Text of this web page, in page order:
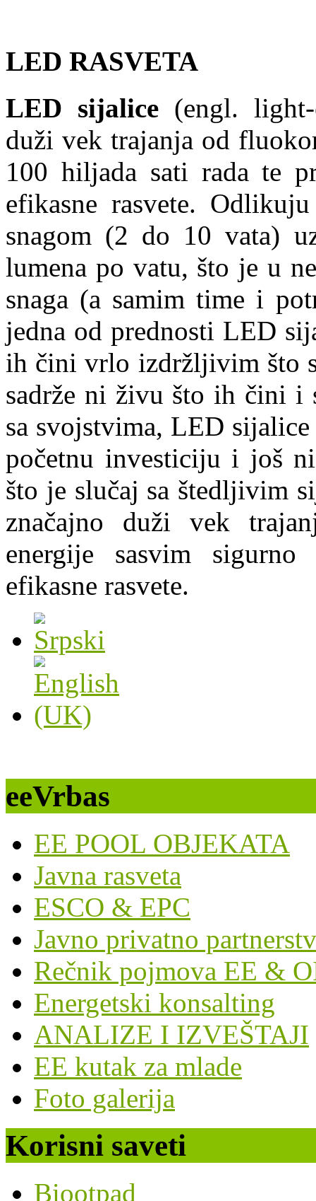
LED RASVETA
LED sijalice (engl.
duži vek trajanja od
100 hiljada sati rada te
efikasne rasvete.
snagom (2 do 10 vata)
lumena po vatu, što je u
snaga (a samim time i
jedna od prednosti LED
ih čini vrlo izdržljivim što
sadrže ni živu što ih čini i
sa svojstvima, LED
početnu investiciju i još
što je slučaj sa štedljivim
značajno duži vek
energije sasvim sigurno
efikasne rasvete.
eeVrbas
EE POOL OBJEKATA
Javna rasveta
ESCO & EPC
Javno privatno
Rečnik pojmova EE &
Energetski konsalting
ANALIZE I IZVEŠTAJI
EE kutak za mlade
Foto galerija
Korisni saveti
Biootpad